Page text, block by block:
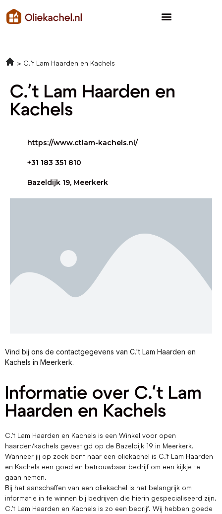
C.’t Lam Haarden en Kachels
C.'t Lam Haarden en
Kachels
https://www.ctlam-kachels.nl/
+31 183 351 810
Bazeldijk 19, Meerkerk
Vind bij ons de contactgegevens van C.'t Lam Haarden en
Kachels in Meerkerk.
Informatie over C.'t Lam
Haarden en Kachels
C.'t Lam Haarden en Kachels is een Winkel voor open
haarden/kachels gevestigd op de Bazeldijk 19 in Meerkerk.
Wanneer jij op zoek bent naar een oliekachel is C.'t Lam Haarden
en Kachels een goed en betrouwbaar bedrijf om een kijkje te
gaan nemen.
Bij het aanschaffen van een oliekachel is het belangrijk om
informatie in te winnen bij bedrijven die hierin gespecialiseerd zijn.
C.'t Lam Haarden en Kachels is zo een bedrijf. Wij hebben goede